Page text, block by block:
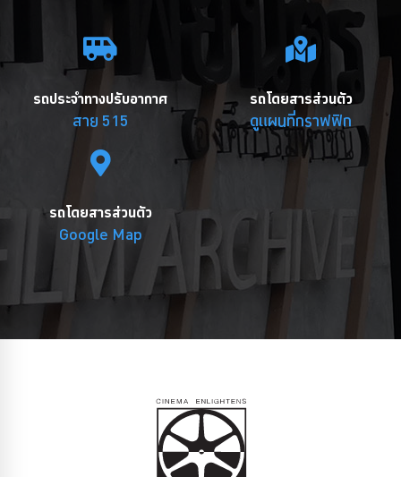
รถประจำทางปรับอากาศ
สาย 515
รถโดยสารส่วนตัว
ดูแผนที่กราฟฟิก
รถโดยสารส่วนตัว
Google Map